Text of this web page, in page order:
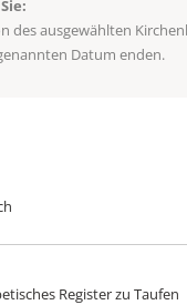
des ausgewählten
Datum enden.
Register zu Taufen